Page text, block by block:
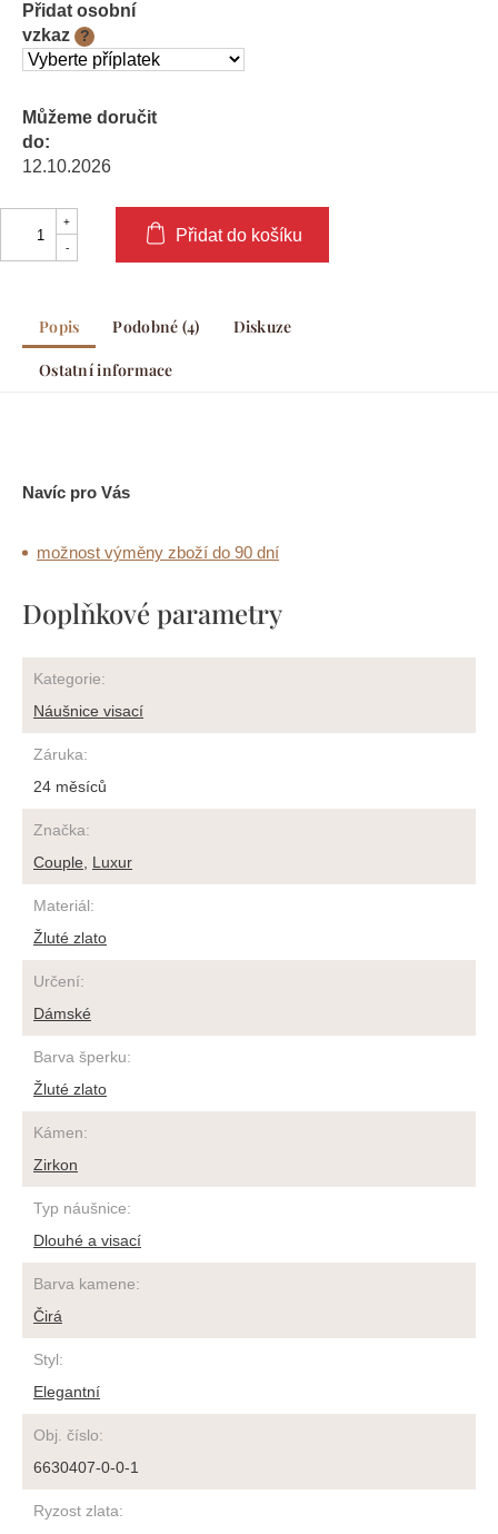
Přidat osobní
vzkaz
?
Můžeme doručit
do:
12.10.2026
Přidat do košíku
Popis Podobné (4) Diskuze
Ostatní informace
Navíc pro Vás
možnost výměny zboží do 90 dní
Doplňkové parametry
Kategorie:
Náušnice visací
Záruka:
24 měsíců
Značka:
Couple
Luxur
Materiál:
Žluté zlato
Určení:
Dámské
Barva šperku:
Žluté zlato
Kámen:
Zirkon
Typ náušnice:
Dlouhé a visací
Barva kamene:
Čirá
Styl:
Elegantní
Obj. číslo:
6630407-0-0-1
Ryzost zlata: